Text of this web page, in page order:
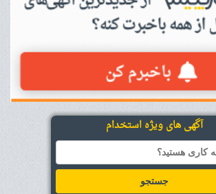
آگهی های ویژه استخدام
جستجو